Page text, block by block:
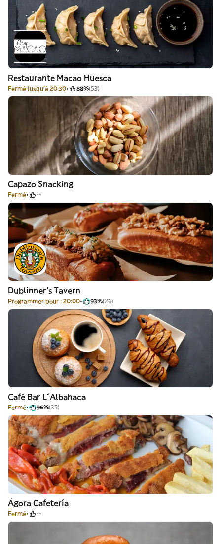
Restaurante Macao Huesca
Fermé jusqu'à 20:30 88%(53)
Capazo Snacking
Fermé --
Dublinner's Tavern
Programmer pour : 20:00 93%(26)
Café Bar L´Albahaca
Fermé 96%(35)
Ágora Cafetería
Fermé --